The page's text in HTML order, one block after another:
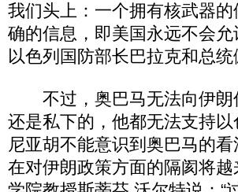
我们头上：一个拥有核武器
确的信息，即美国永远不会
以色列国防部长巴拉克和总
不过，奥巴马无法向伊朗
还是私下的，他都无法支持
尼亚胡不能意识到奥巴马的
在对伊朗政策方面的隔阂将